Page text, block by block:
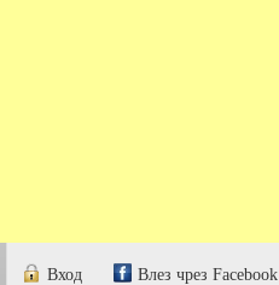
Вход Влез чрез Facebook